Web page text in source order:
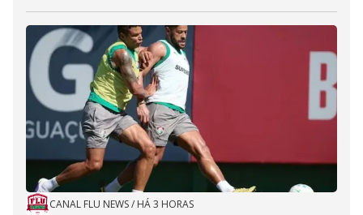
CANAL FLU NEWS/ HÁ 3 HORAS